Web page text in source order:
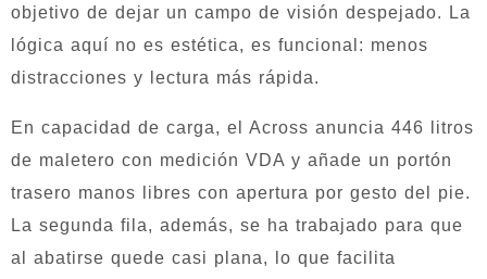
objetivo de dejar un campo de visión despejado. La
lógica aquí no es estética, es funcional: menos
distracciones y lectura más rápida.
En capacidad de carga, el Across anuncia 446 litros
de maletero con medición VDA y añade un portón
trasero manos libres con apertura por gesto del pie.
La segunda fila, además, se ha trabajado para que
al abatirse quede casi plana, lo que facilita